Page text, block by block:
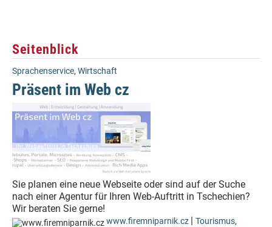
Seitenblick
Sprachenservice, Wirtschaft
Präsent im Web cz
Sie planen eine neue Webseite oder sind auf der Suche
nach einer Agentur für Ihren Web-Auftritt in Tschechien?
Wir beraten Sie gerne!
www.firemniparnik.cz | Tourismus,